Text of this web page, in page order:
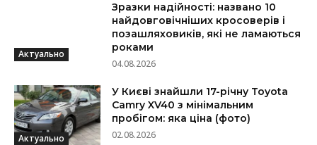
Актуально
Зразки надійності: названо 10
найдовговічніших кросоверів і
позашляховиків, які не ламаються
роками
04.08.2026
Актуально
У Києві знайшли 17-річну Toyota
Camry XV40 з мінімальним
пробігом: яка ціна (фото)
02.08.2026